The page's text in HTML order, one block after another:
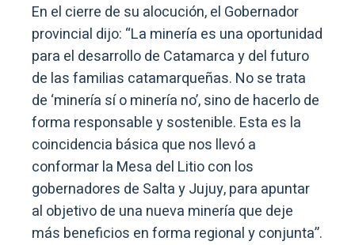
En el cierre de su alocución, el Gobernador
provincial dijo: “La minería es una oportunidad
para el desarrollo de Catamarca y del futuro
de las familias catamarqueñas. No se trata
de ‘minería sí o minería no’, sino de hacerlo de
forma responsable y sostenible. Esta es la
coincidencia básica que nos llevó a
conformar la Mesa del Litio con los
gobernadores de Salta y Jujuy, para apuntar
al objetivo de una nueva minería que deje
más beneficios en forma regional y conjunta”.